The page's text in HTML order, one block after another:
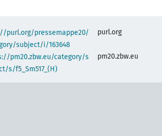
purl.org/pressemappe20/
subject/i/163648
purl.org
pm20.zbw.eu/category/s
s/f5_Sm517_(H)
pm20.zbw.eu